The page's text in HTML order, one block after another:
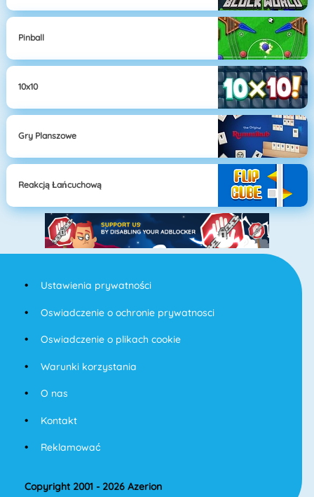
Pinball
10x10
Gry Planszowe
Reakcją Łańcuchową
Ustawienia prywatności
Oswiadczenie o ochronie prywatnosci
Oswiadczenie o plikach cookie
Warunki korzystania
O nas
Kontakt
Reklamować
Copyright 2001 - 2026 Azerion